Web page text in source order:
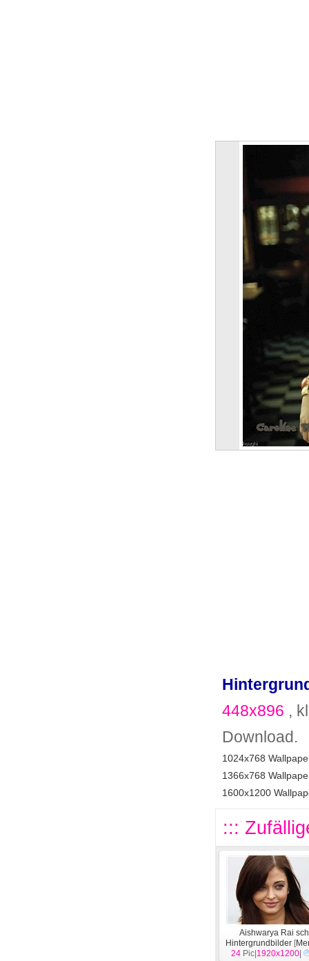
448x896 ,
Download.
1024x768
1366x768
1600x1200
:::
Aishwarya Rai
Hintergrundbilder [
24 Pic| 1920x1200